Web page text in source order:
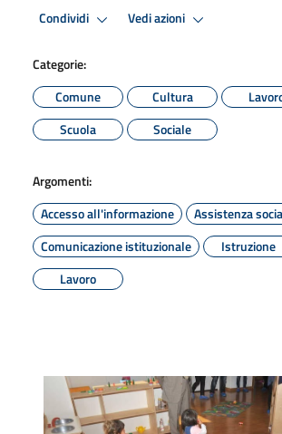
Condividi Vedi azioni
Categorie:
Comune
Cultura
Scuola
Sociale
Argomenti:
Accesso all'informazione
Assistenza
Comunicazione istituzionale
Istruzione
Lavoro